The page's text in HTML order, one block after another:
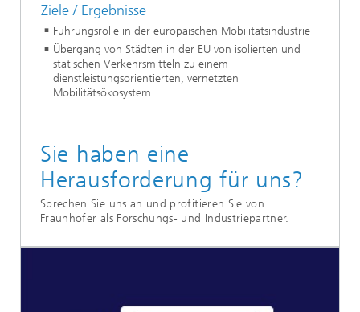
Ziele / Ergebnisse
Führungsrolle in der europäischen Mobilitätsindustrie
Übergang von Städten in der EU von isolierten und
statischen Verkehrsmitteln zu einem
dienstleistungsorientierten, vernetzten
Mobilitätsökosystem
Sie haben eine
Herausforderung für uns?
Sprechen Sie uns an und profitieren Sie von
Fraunhofer als Forschungs- und Industriepartner.